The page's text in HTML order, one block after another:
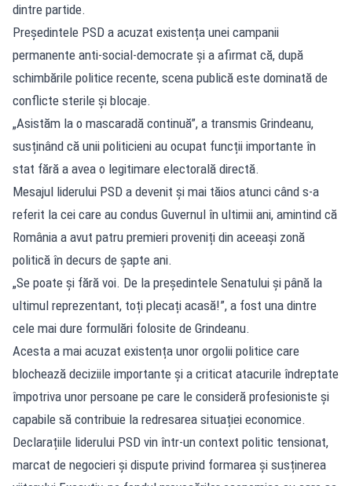
dintre partide.
Președintele PSD a acuzat existența unei campanii
permanente anti-social-democrate și a afirmat că, după
schimbările politice recente, scena publică este dominată de
conflicte sterile și blocaje.
„Asistăm la o mascaradă continuă”, a transmis Grindeanu,
susținând că unii politicieni au ocupat funcții importante în
stat fără a avea o legitimare electorală directă.
Mesajul liderului PSD a devenit și mai tăios atunci când s-a
referit la cei care au condus Guvernul în ultimii ani, amintind că
România a avut patru premieri proveniți din aceeași zonă
politică în decurs de șapte ani.
„Se poate și fără voi. De la președintele Senatului și până la
ultimul reprezentant, toți plecați acasă!”, a fost una dintre
cele mai dure formulări folosite de Grindeanu.
Acesta a mai acuzat existența unor orgolii politice care
blochează deciziile importante și a criticat atacurile îndreptate
împotriva unor persoane pe care le consideră profesioniste și
capabile să contribuie la redresarea situației economice.
Declarațiile liderului PSD vin într-un context politic tensionat,
marcat de negocieri și dispute privind formarea și susținerea